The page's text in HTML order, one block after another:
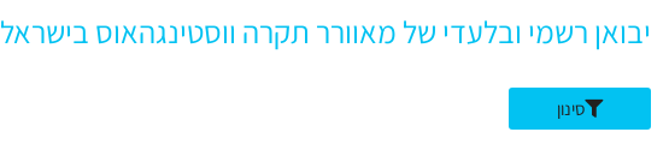
יבואן רשמי ובלעדי של מאוורר תקרה ווסטינגהאוס בישראל
סינון